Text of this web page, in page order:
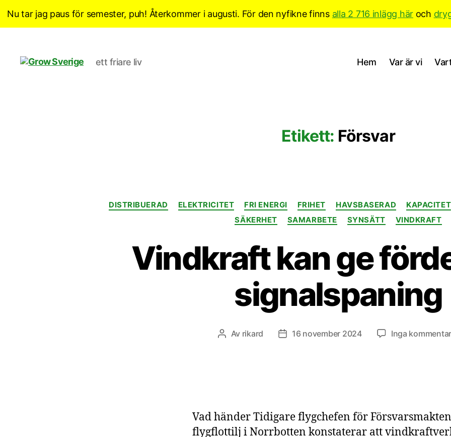
Nu tar jag paus för semester, puh! Återkommer i augusti. För den nyfikne finns alla 2 716 inlägg här och
ett friare liv Hem Var är vi
Etikett: Försvar
Kategorier
DISTRIBUERAD ELEKTRICITET FRI ENERGI FRIHET HAVSBASERAD KAPACITET
SÄKERHET
SAMARBETE SYNSÄTT VINDKRAFT
Vindkraft kan ge
signalspaning
Inläggsförfattare
Av rikard Inläggsdatum
16 november 2024 Inga
Vad händer Tidigare flygchefen för
flygflottilj i Norrbotten konstaterar att